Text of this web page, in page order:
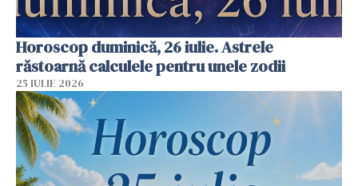
Horoscop duminică, 26 iulie. Astrele
răstoarnă calculele pentru unele zodii
25 IULIE 2026